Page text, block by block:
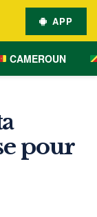
APP
CAMEROUN
pour